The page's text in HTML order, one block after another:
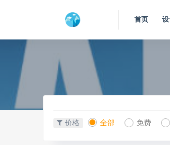
首页
价格 全部 免费